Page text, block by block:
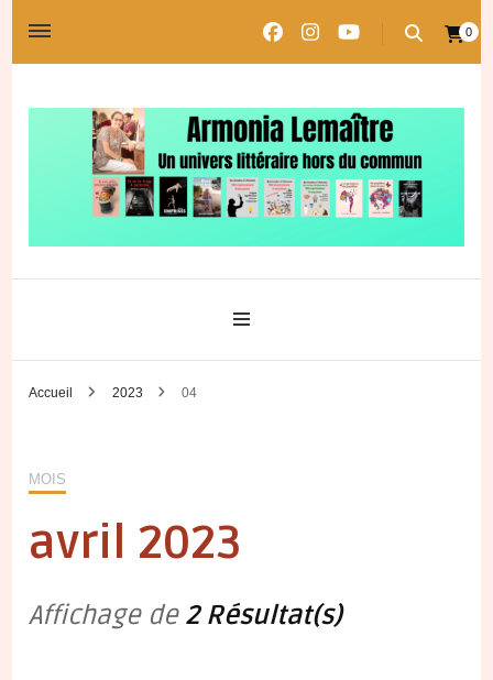
0
Les univers d'Armonia
Un univers littéraire hors du commun
Accueil 2023 04
MOIS
avril 2023
Affichage de 2 Résultat(s)